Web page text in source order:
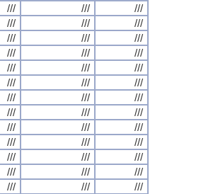
/// ///
///
/// ///
///
/// ///
///
/// ///
///
/// ///
///
/// ///
///
/// ///
///
/// ///
///
/// ///
///
/// ///
///
/// ///
///
/// ///
///
/// ///
///